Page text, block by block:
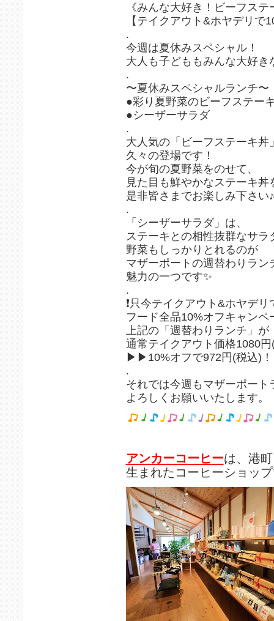
《みんな大好き！ビーフス
【テイクアウト&ホヤデリで
.
今週は夏休みスペシャル！
大人も子どももみんな大好き
.
〜夏休みスペシャルランチ〜
●彩り夏野菜のビーフステー
●シーザーサラダ
.
大人気の「ビーフステーキ丼
久々の登場です！
今が旬の夏野菜をのせて、
見た目も鮮やかなステーキ丼
是非皆さまでお楽しみ下さい♪
.
「シーザーサラダ」は、
ステーキとの相性抜群なサラ
野菜もしっかりとれるのが
マザーポートの週替わりラン
魅力の一つです✨
.
❗️只今テイクアウト&ホヤデリ
フード全品10%オフキャンペ
上記の「週替わりランチ」が
通常テイクアウト価格1080
▶︎▶︎10%オフで972円(税込)
.
それでは今週もマザーポート
よろしくお願いいたします。
アンカーコーヒーは、港
生まれたコーヒーショッ